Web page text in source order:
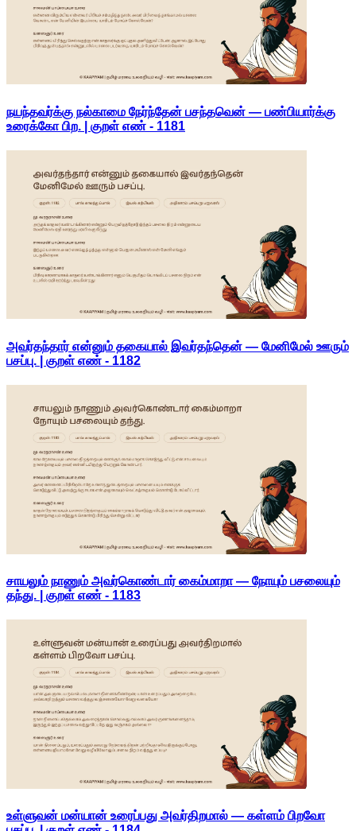
நயந்தவர்க்கு நல்காமை நேர்ந்தேன் பசந்தவென் — பண்பியார்க்கு
உரைக்கோ பிற. | குறள் எண் - 1181
அவர்தந்தார் என்னும் தகையால் இவர்தந்தென் — மேனிமேல் ஊரும்
பசப்பு. | குறள் எண் - 1182
சாயலும் நாணும் அவர்கொண்டார் கைம்மாறா — நோயும் பசலையும்
தந்து. | குறள் எண் - 1183
உள்ளுவன் மன்யான் உரைப்பது அவர்திறமால் — கள்ளம் பிறவோ